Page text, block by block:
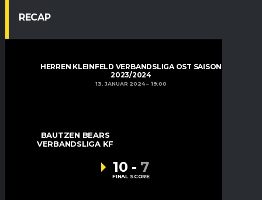
RECAP
HERREN KLEINFELD VERBANDSLIGA OST SAISON
2023/2024
13. JANUAR 2024 19:00
BAUTZEN BEARS
VERBANDSLIGA KF
10 - 7
FINAL SCORE